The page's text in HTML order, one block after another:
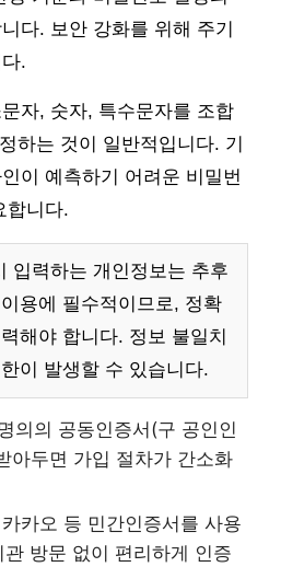
다. 보안 강화를 위해 주기
.
자, 숫자, 특수문자를 조합
하는 것이 일반적입니다. 기
이 예측하기 어려운 비밀번
합니다.
입력하는 개인정보는 추후
용에 필수적이므로, 정확
해야 합니다. 정보 불일치
이 발생할 수 있습니다.
의의 공동인증서(구 공인인
아두면 가입 절차가 간소화
카오 등 민간인증서를 사용
방문 없이 편리하게 인증